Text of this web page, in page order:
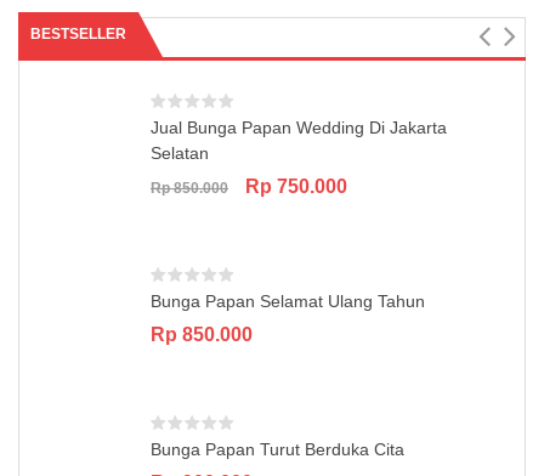
BESTSELLER
Jual Bunga Papan Wedding Di Jakarta
Selatan
Rp850.000
Original
Rp 750.000Current
Bunga Papan Selamat Ulang Tahun
Rp 850.000
Bunga Papan Turut Berduka Cita